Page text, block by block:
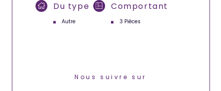
Du type
Autre
Comportant
3 Pièces
Nous suivre sur